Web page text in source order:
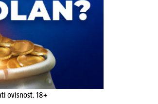
ovisnost. 18+